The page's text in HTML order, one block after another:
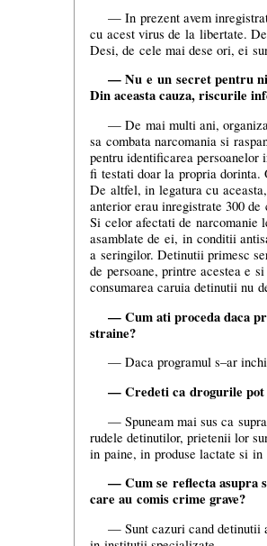
— In prezent avem
cu acest virus de la libertate.
Desi, de cele mai dese ori, ei
— Nu e un secret pentru
Din aceasta cauza, riscurile
— De mai multi ani,
sa combata narcomania si
pentru identificarea
fi testati doar la propria dorinta.
De altfel, in legatura cu
anterior erau inregistrate 300
Si celor afectati de narcomanie
asamblate de ei, in conditii
a seringilor. Detinutii primesc
de persoane, printre acestea e
consumarea caruia detinutii nu
— Cum ati proceda daca
straine?
— Daca programul s–ar
— Credeti ca drogurile pot
— Spuneam mai sus ca
rudele detinutilor, prietenii lor
in paine, in produse lactate si in
— Cum se reflecta asupra
care au comis crime grave?
— Sunt cazuri cand detinutii